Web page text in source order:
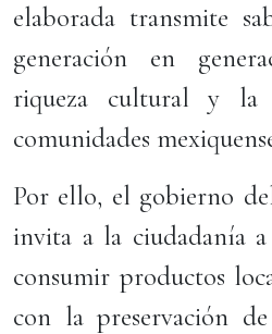
elaborada transmite
generación en
riqueza cultural y la
comunidades
Por ello, el gobierno
invita a la ciudadanía
consumir productos
con la preservación